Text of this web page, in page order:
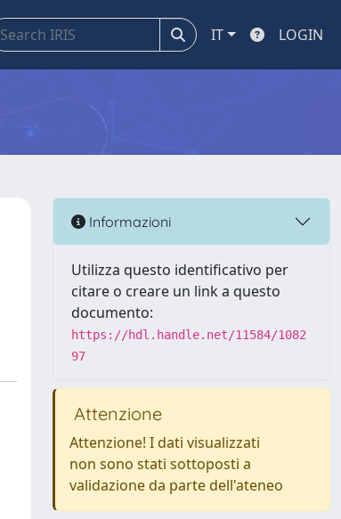
IT LOGIN
Informazioni
Utilizza questo identificativo per
citare o creare un link a questo
documento:
https://hdl.handle.net/11584/1082
97
Attenzione
Attenzione! I dati visualizzati
non sono stati sottoposti a
validazione da parte dell'ateneo